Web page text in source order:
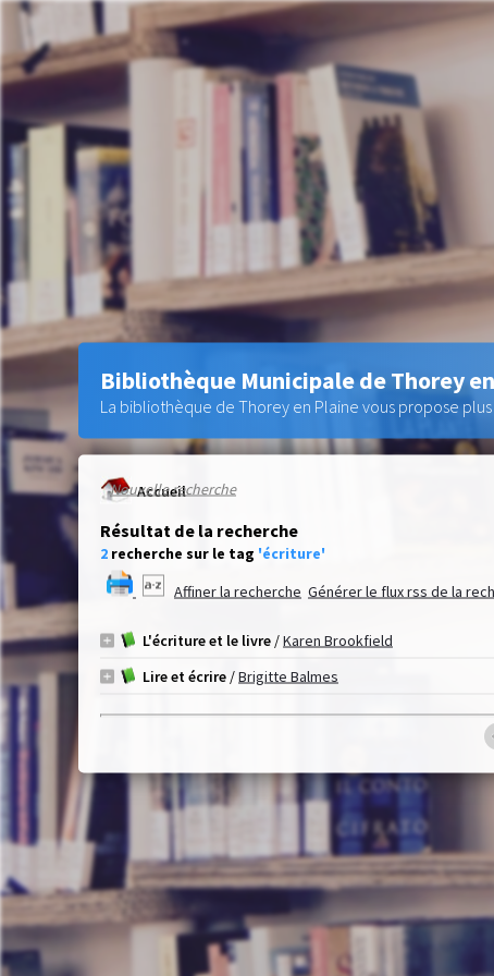
Accueil
Nouvelle recherche
Résultat de la recherche
2 recherche sur le tag 'écriture'
Affiner la recherche Générer le flux rss de la
L'écriture et le livre /Karen Brookfield
Lire et écrire /Brigitte Balmes
Bibliothèque Municipale de Thorey
La bibliothèque de Thorey en Plaine vous propose